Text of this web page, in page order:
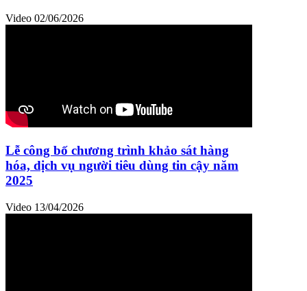
Video 02/06/2026
Lễ công bố chương trình khảo sát hàng
hóa, dịch vụ người tiêu dùng tin cậy năm
2025
Video 13/04/2026